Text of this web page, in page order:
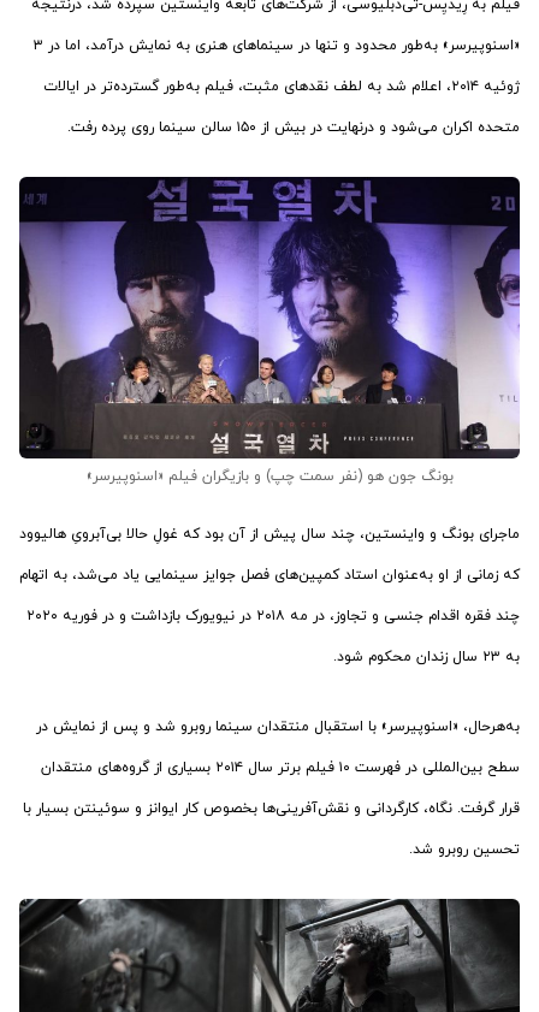
فیلم به رِیدیِس-تی‌دبلیو‌سی، از شرکت‌های تابعه واینستین سپرده شد، درنتیجه
«اسنوپیرسر» به‌طور محدود و تنها در سینماهای هنری به نمایش درآمد، اما در ۳
ژوئیه ۲۰۱۴، اعلام شد به لطف نقدهای مثبت، فیلم به‌طور گسترده‌تر در ایالات
متحده اکران می‌شود و درنهایت در بیش از ۱۵۰ سالن سینما روی پرده رفت.
بونگ جون هو (نفر سمت چپ) و بازیگران فیلم «اسنوپیرسر»
ماجرای بونگ و واینستین، چند سال پیش از آن بود که غولِ حالا بی‌آبرویِ هالیوود
که زمانی از او به‌عنوان استاد کمپین‌های فصل جوایز سینمایی یاد می‌شد، به اتهام
چند فقره اقدام جنسی و تجاوز، در مه ۲۰۱۸ در نیویورک بازداشت و در فوریه ۲۰۲۰
به ۲۳ سال زندان محکوم شود.
به‌هرحال، «اسنوپیرسر» با استقبال منتقدان سینما روبرو شد و پس از نمایش در
سطح بین‌المللی در فهرست ۱۰ فیلم برتر سال ۲۰۱۴ بسیاری از گروه‌های منتقدان
قرار گرفت. نگاه، کارگردانی و نقش‌آفرینی‌ها بخصوص کار ایوانز و سوئینتن بسیار با
تحسین روبرو شد.